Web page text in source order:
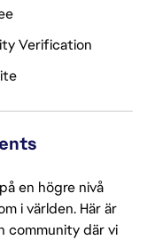
Verification
en högre nivå
i världen. Här är
community där vi